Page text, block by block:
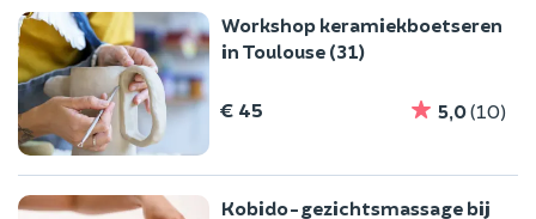
Workshop keramiekboetseren
in Toulouse (31)
€ 45 5,0(10)
Kobido-gezichtsmassage bij